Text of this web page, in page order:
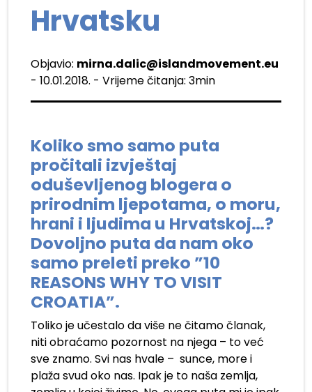
Hrvatsku
Objavio: mirna.dalic@islandmovement.eu
- 10.01.2018. - Vrijeme čitanja: 3min
Koliko smo samo puta
pročitali izvještaj
oduševljenog blogera o
prirodnim ljepotama, o moru,
hrani i ljudima u Hrvatskoj…?
Dovoljno puta da nam oko
samo preleti preko ”10
REASONS WHY TO VISIT
CROATIA”.
Toliko je učestalo da više ne čitamo članak,
niti obraćamo pozornost na njega – to već
sve znamo. Svi nas hvale – sunce, more i
plaža svud oko nas. Ipak je to naša zemlja,